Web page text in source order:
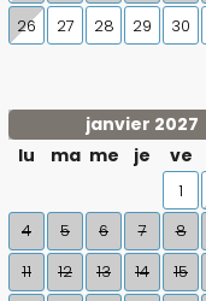
26 27 28 29 30
janvier 2027
lu
ma me je ve
1
4
5 6 7 8
11
12 13 14 15